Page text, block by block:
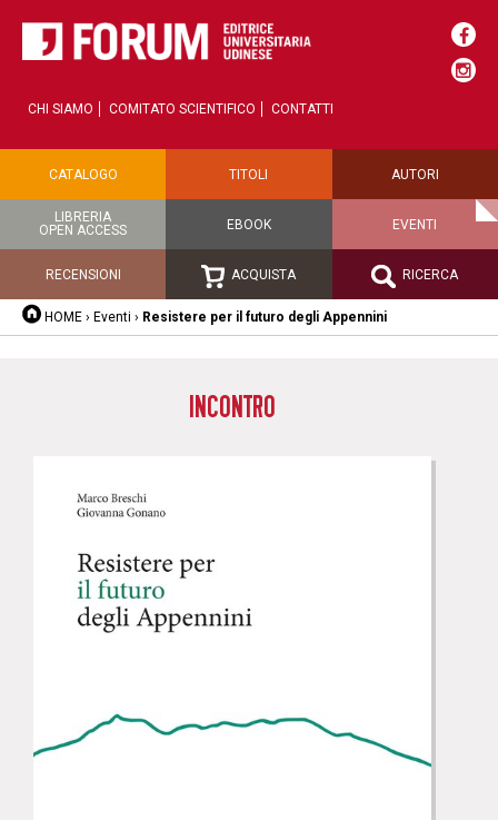
CHI SIAMO COMITATO SCIENTIFICO CONTATTI
CATALOGO TITOLI AUTORI
LIBRERIA
OPEN ACCESS
EBOOK EVENTI
RECENSIONI ACQUISTA RICERCA
HOME › Eventi › Resistere per il futuro degli Appennini
INCONTRO